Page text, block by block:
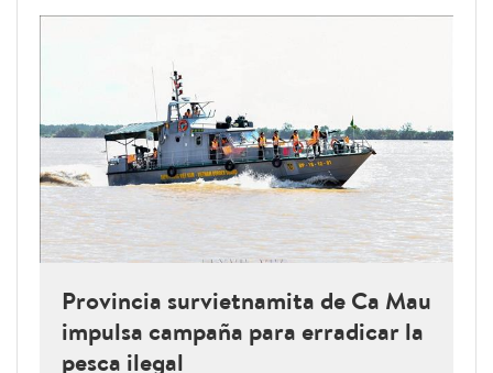
Provincia survietnamita de Ca Mau
impulsa campaña para erradicar la
pesca ilegal